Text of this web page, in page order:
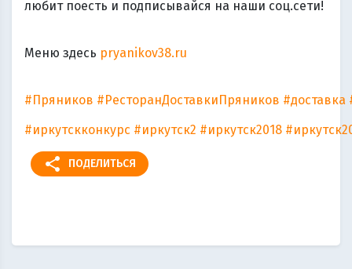
любит поесть и подписывайся на наши соц.сети!
Меню здесь pryanikov38.ru
#Пряников #РесторанДоставкиПряников #доставка
#иркутскконкурс #иркутск2 #иркутск2018
share ПОДЕЛИТЬСЯ